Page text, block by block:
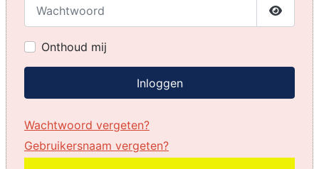
Toon
Onthoud mij
Inloggen
Wachtwoord vergeten?
Gebruikersnaam vergeten?